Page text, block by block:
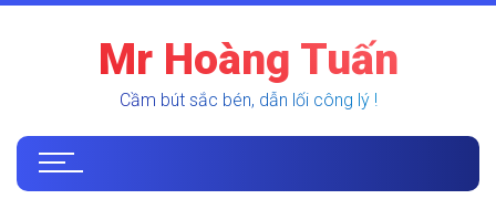
Mr Hoàng Tuấn
Cầm bút sắc bén, dẫn lối công lý !